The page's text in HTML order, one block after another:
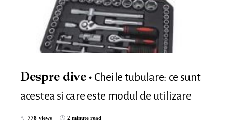
Despre dive
Cheile tubulare: ce sunt
acestea si care este modul de utilizare
778 views 2 minute read